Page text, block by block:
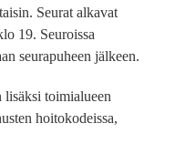
Seurat alkavat
19. Seuroissa
seurapuheen jälkeen.
lisäksi toimialueen
hoitokodeissa,